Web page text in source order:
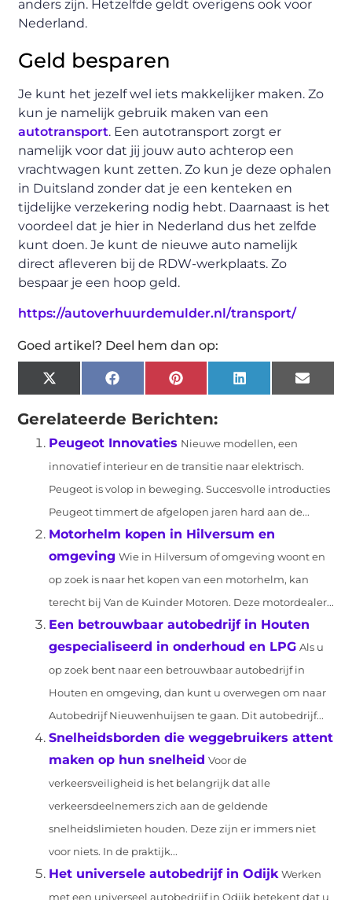
anders zijn. Hetzelfde geldt overigens ook voor
Nederland.
Geld besparen
Je kunt het jezelf wel iets makkelijker maken. Zo
kun je namelijk gebruik maken van een
autotransport. Een autotransport zorgt er
namelijk voor dat jij jouw auto achterop een
vrachtwagen kunt zetten. Zo kun je deze ophalen
in Duitsland zonder dat je een kenteken en
tijdelijke verzekering nodig hebt. Daarnaast is het
voordeel dat je hier in Nederland dus het zelfde
kunt doen. Je kunt de nieuwe auto namelijk
direct afleveren bij de RDW-werkplaats. Zo
bespaar je een hoop geld.
https://autoverhuurdemulder.nl/transport/
Goed artikel? Deel hem dan op:
X
(Twitter)
FacebookPinterestLinkedIn Email
Gerelateerde Berichten:
Peugeot Innovaties Nieuwe modellen, een
innovatief interieur en de transitie naar elektrisch.
Peugeot is volop in beweging. Succesvolle introducties
Peugeot timmert de afgelopen jaren hard aan de...
Motorhelm kopen in Hilversum en
omgeving Wie in Hilversum of omgeving woont en
op zoek is naar het kopen van een motorhelm, kan
terecht bij Van de Kuinder Motoren. Deze motordealer...
Een betrouwbaar autobedrijf in Houten
gespecialiseerd in onderhoud en LPG Als u
op zoek bent naar een betrouwbaar autobedrijf in
Houten en omgeving, dan kunt u overwegen om naar
Autobedrijf Nieuwenhuijsen te gaan. Dit autobedrijf...
Snelheidsborden die weggebruikers attent
maken op hun snelheid Voor de
verkeersveiligheid is het belangrijk dat alle
verkeersdeelnemers zich aan de geldende
snelheidslimieten houden. Deze zijn er immers niet
voor niets. In de praktijk...
Het universele autobedrijf in Odijk Werken
met een universeel autobedrijf in Odijk betekent dat u